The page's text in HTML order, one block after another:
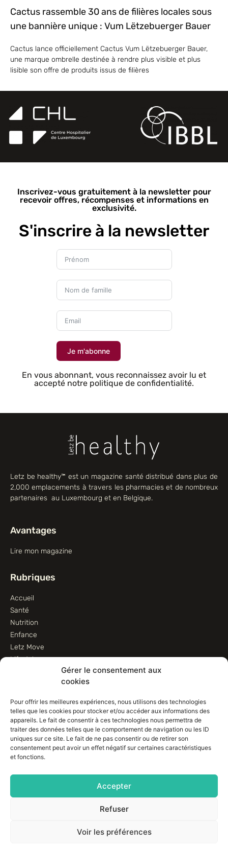
Gérer le consentement aux
cookies
Pour offrir les meilleures expériences, nous utilisons des technologies
telles que les cookies pour stocker et/ou accéder aux informations des
appareils. Le fait de consentir à ces technologies nous permettra de
traiter des données telles que le comportement de navigation ou les ID
uniques sur ce site. Le fait de ne pas consentir ou de retirer son
consentement peut avoir un effet négatif sur certaines caractéristiques
et fonctions.
Accepter
Refuser
Voir les préférences
Cactus rassemble 30 ans de filières locales sous
une bannière unique : Vum Lëtzebuerger Bauer
Cactus lance officiellement Cactus Vum Lëtzebuerger Bauer,
une marque ombrelle destinée à rendre plus visible et plus
lisible son offre de produits issus de filières
Inscrivez-vous gratuitement à la newsletter pour
recevoir offres, récompenses et informations en
exclusivité.
S'inscrire à la newsletter
Je m'abonne
En vous abonnant, vous reconnaissez avoir lu et
accepté notre politique de confidentialité.
Letz be healthy™ est un magazine santé distribué dans plus de
2,000 emplacements à travers les pharmacies et de nombreux
partenaires au Luxembourg et en Belgique.
Avantages
Lire mon magazine
Rubriques
Accueil
Santé
Nutrition
Enfance
Letz Move
Lifestyle
Informations
Contactez-nous
Conditions d’utilisation
Conditions de vente
Déclaration de confidentialité (UE)
Imprint